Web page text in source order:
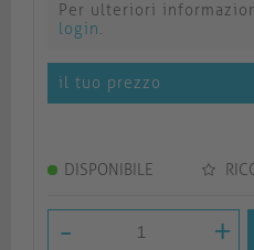
Per ulteriori
login.
il tuo prezzo
DISPONIBILE
- +